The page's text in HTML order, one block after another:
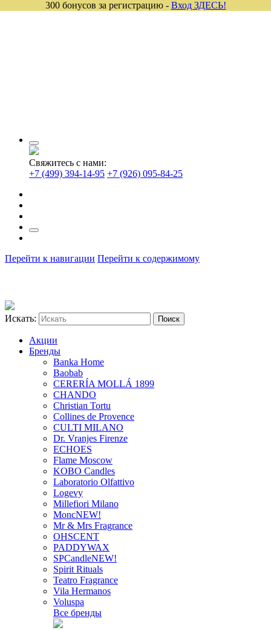
Свяжитесь с нами:
+7 (499) 394-14-95 +7 (926) 095-84-25
Перейти к навигации Перейти к содержимому
Искать:
Акции
Бренды
Banka Home
Baobab
CERERÍA MOLLÁ 1899
CHANDO
Christian Tortu
Collines de Provence
CULTI MILANO
Dr. Vranjes Firenze
ECHOES
Flame Moscow
KOBO Candles
Laboratorio Olfattivo
Logevy
Millefiori Milano
MoncNEW!
Mr & Mrs Fragrance
OHSCENT
PADDYWAX
SPCandleNEW!
Spirit Rituals
Teatro Fragrance
Vila Hermanos
Voluspa
Все бренды
300 бонусов за регистрацию - Вход ЗДЕСЬ!